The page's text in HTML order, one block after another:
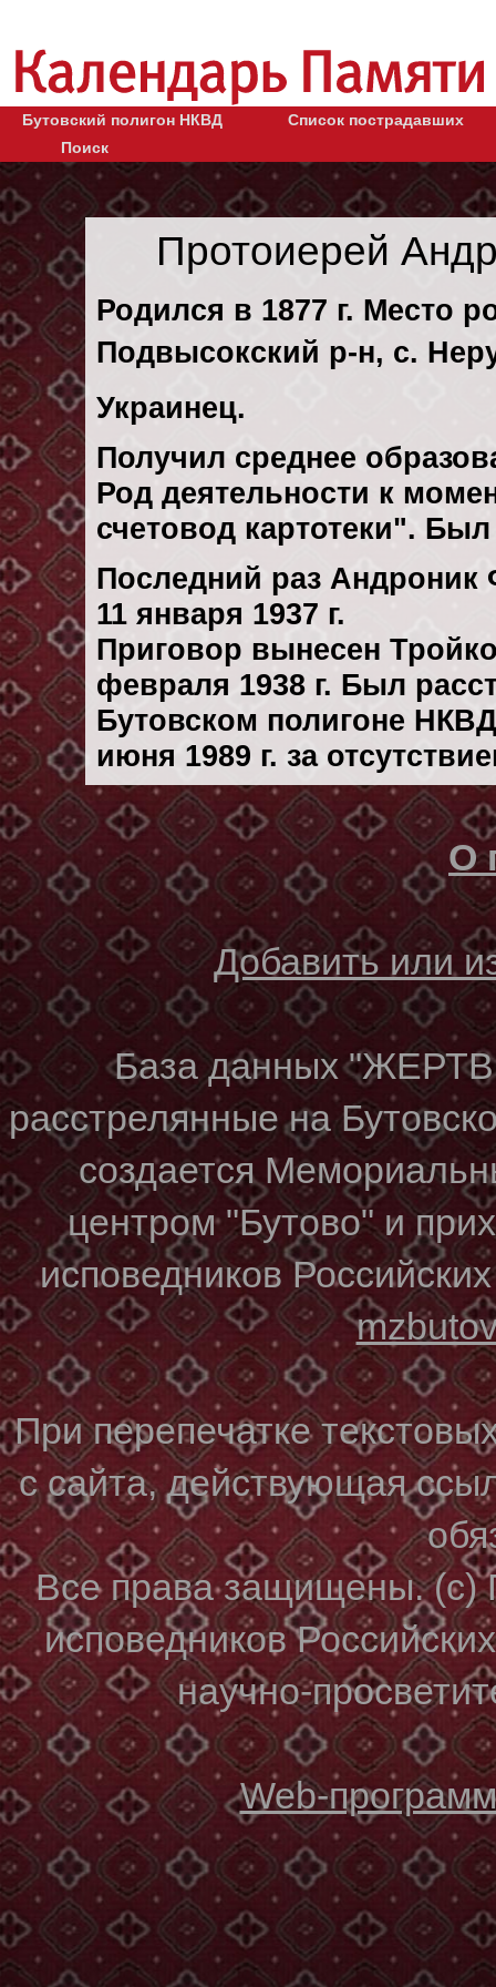
Бутовский полигон НКВД
Список пострадавших
Поиск
Протоиерей
Родился в 1877 г. Место
Подвысокский р-н, с.
Украинец.
Получил среднее
Род деятельности к
счетовод картотеки".
Последний раз Андроник
11 января 1937 г.
Приговор вынесен
февраля 1938 г. Был
Бутовском полигоне
июня 1989 г. за
О
Добавить или
База данных
расстрелянные на
создается
центром "Бутово" и
исповедников
При перепечатке
с сайта, действующая
Все права защищены. (с)
исповедников
научно-
Web-